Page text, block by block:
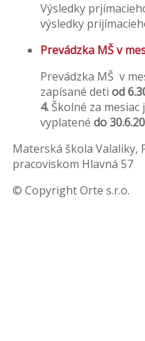
Výsledky
výsledky
Prevádzka MŠ v
Prevádzka MŠ v
zapísané deti od
4. Školné za
vyplatené do
Materská škola Valaliky,
pracoviskom Hlavná 57
© Copyright Orte s.r.o.